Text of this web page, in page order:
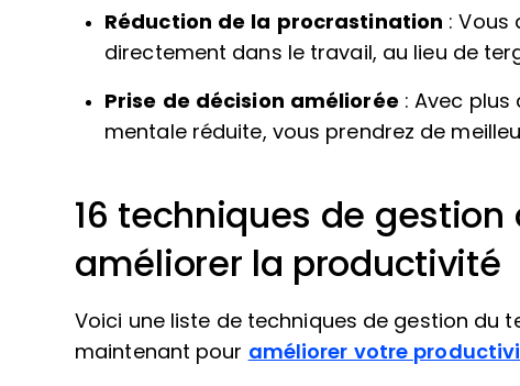
Réduction de la procrastination : Vous
directement dans le travail, au lieu de
Prise de décision améliorée : Avec
mentale réduite, vous prendrez de
16 techniques de
améliorer la productivité
Voici une liste de techniques de gestion du
maintenant pour améliorer votre